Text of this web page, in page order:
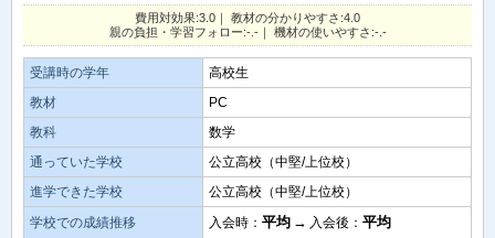
費用対効果:3.0｜ 教材の分かりやすさ:4.0
親の負担・学習フォロー:-.-｜ 機材の使いやすさ:-.-
受講時の学年
高校生
教材
PC
教科
数学
通っていた学校
公立高校（中堅/上位校）
進学できた学校
公立高校（中堅/上位校）
学校での成績推移
入会時： 平均 → 入会後： 平均